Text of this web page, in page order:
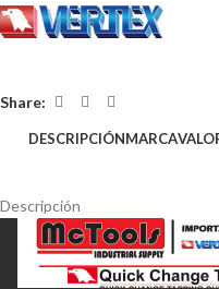
Share:
DESCRIPCIÓNMARCA
Descripción